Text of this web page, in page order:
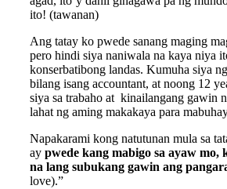
ito! (tawanan)
Ang tatay ko pwede sanang maging
pero hindi siya naniwala na kaya niya
konserbatibong landas. Kumuha siya
bilang isang accountant, at noong 12
siya sa trabaho at kinailangang gawin
lahat ng aming makakaya para
Napakarami kong natutunan mula sa
ay pwede kang mabigo sa ayaw
na lang subukang gawin ang
love).”